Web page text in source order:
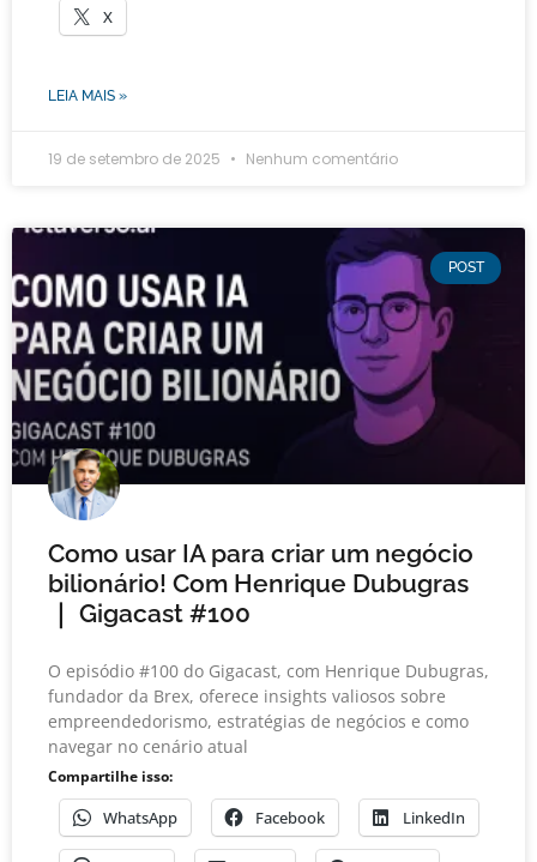
X
LEIA MAIS »
19 de setembro de 2025 Nenhum comentário
POST
Como usar IA para criar um negócio
bilionário! Com Henrique Dubugras
｜ Gigacast #100
O episódio #100 do Gigacast, com Henrique Dubugras,
fundador da Brex, oferece insights valiosos sobre
empreendedorismo, estratégias de negócios e como
navegar no cenário atual
Compartilhe isso:
WhatsApp Facebook LinkedIn